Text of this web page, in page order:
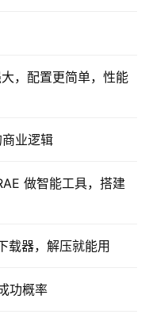
，配置更简单，性能
业逻辑
做智能工具，搭建
载器，解压就能用
功概率